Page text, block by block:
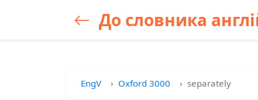
До словника
EngV Oxford 3000 separately